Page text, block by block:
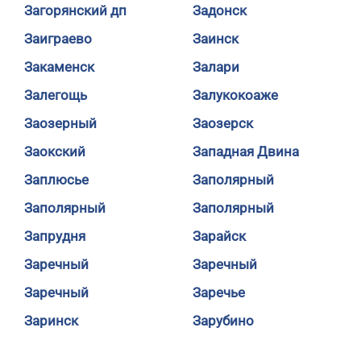
Загорянский дп
Задонск
Заиграево
Заинск
Закаменск
Залари
Залегощь
Залукокоаже
Заозерный
Заозерск
Заокский
Западная Двина
Заплюсье
Заполярный
Заполярный
Заполярный
Запрудня
Зарайск
Заречный
Заречный
Заречный
Заречье
Заринск
Зарубино